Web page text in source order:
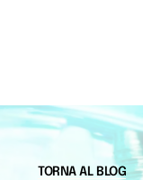
TORNA AL BLOG